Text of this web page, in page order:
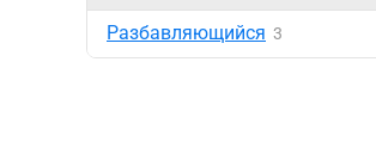
Разбавляющийся 3